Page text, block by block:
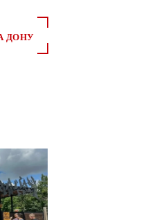
ДОНУ